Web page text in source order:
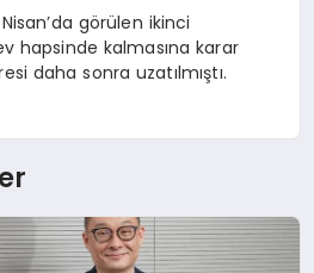
görülen ikinci
hapsinde kalmasına karar
daha sonra uzatılmıştı.